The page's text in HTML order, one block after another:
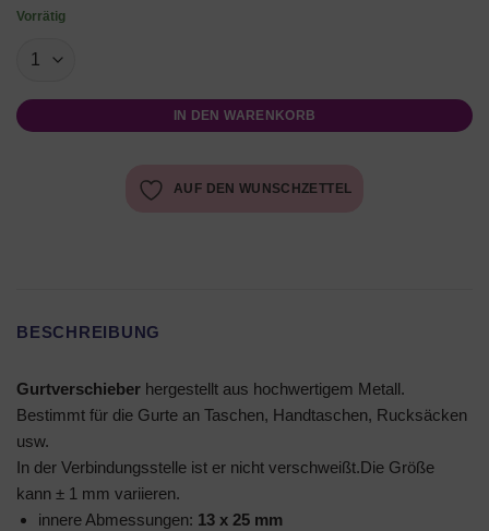
Vorrätig
IN DEN WARENKORB
AUF DEN WUNSCHZETTEL
BESCHREIBUNG
Gurtverschieber hergestellt aus hochwertigem Metall.
Bestimmt für die Gurte an Taschen, Handtaschen, Rucksäcken
usw.
In der Verbindungsstelle ist er nicht verschweißt.Die Größe
kann ± 1 mm variieren.
innere Abmessungen: 13 x 25 mm